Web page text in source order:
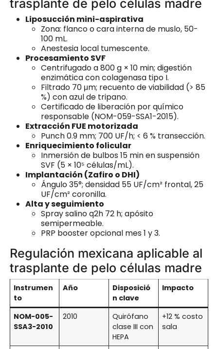
trasplante de pelo células madre
Liposucción mini-aspirativa
Zona: flanco o cara interna de muslo, 50-
100 mL.
Anestesia local tumescente.
Procesamiento SVF
Centrifugado a 800 g × 10 min; digestión
enzimática con colagenasa tipo I.
Filtrado 70 μm; recuento de viabilidad (> 85
%) con azul de tripano.
Certificado de liberación por químico
responsable (NOM-059-SSA1-2015).
Extracción FUE motorizada
Punch 0.9 mm; 700 UF/h; < 6 % transección.
Enriquecimiento folicular
Inmersión de bulbos 15 min en suspensión
SVF (5 × 10⁵ células/mL).
Implantación (Zafiro o DHI)
Ángulo 35°; densidad 55 UF/cm² frontal, 25
UF/cm² coronilla.
Alta y seguimiento
Spray salino q2h 72 h; apósito
semipermeable.
PRP booster opcional mes 1 y 3.
Regulación mexicana aplicable al
trasplante de pelo células madre
Instrumen
to
Año
Disposició
n clave
Impacto
NOM-005-
SSA3-2010
2010
Quirófano
clase III con
HEPA
+12 % costo
sala